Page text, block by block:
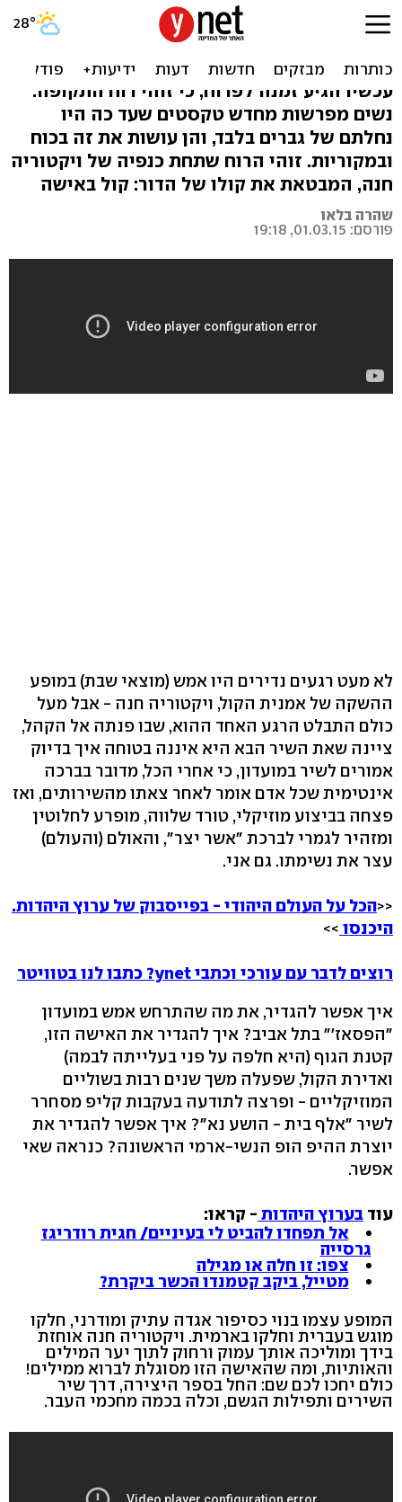
ויקטוריה חנה: ההיפ-הופ
הארמי הראשון
עכשיו הגיע זמנה לפרוח, כי זוהי רוח התקופה.
נשים מפרשות מחדש טקסטים שעד כה היו
נחלתם של גברים בלבד, והן עושות את זה בכוח
ובמקוריות. זוהי הרוח שתחת כנפיה של ויקטוריה
חנה, המבטאת את קולו של הדור: קול באישה
שהרה בלאו
פורסם: 01.03.15, 19:18
לא מעט רגעים נדירים היו אמש (מוצאי שבת) במופע
ההשקה של אמנית הקול, ויקטוריה חנה - אבל מעל
כולם התבלט הרגע האחד ההוא, שבו פנתה אל הקהל,
ציינה שאת השיר הבא היא איננה בטוחה איך בדיוק
אמורים לשיר במועדון, כי אחרי הכל, מדובר בברכה
אינטימית שכל אדם אומר לאחר צאתו מהשירותים, ואז
פצחה בביצוע מוזיקלי, טורד שלווה, מופרע לחלוטין
ומזהיר לגמרי לברכת "אשר יצר", והאולם (והעולם)
עצר את נשימתו. גם אני.
<<הכל על העולם היהודי - בפייסבוק של ערוץ היהדות.
היכנסו >>
רוצים לדבר עם עורכי וכתבי ynet? כתבו לנו בטוויטר
איך אפשר להגדיר, את מה שהתרחש אמש במועדון
"הפסאז'" בתל אביב? איך להגדיר את האישה הזו,
קטנת הגוף (היא חלפה על פני בעלייתה לבמה)
ואדירת הקול, שפעלה משך שנים רבות בשוליים
המוזיקליים - ופרצה לתודעה בעקבות קליפ מסחרר
לשיר "אלף בית - הושע נא"? איך אפשר להגדיר את
יוצרת ההיפ הופ הנשי-ארמי הראשונה? כנראה שאי
אפשר.
עוד בערוץ היהדות - קראו:
אל תפחדו להביט לי בעיניים/ חגית רודריגז
גרסייה
צפו: זו חלה או מגילה
מטייל, ביקב קטמנדו הכשר ביקרת?
המופע עצמו בנוי כסיפור אגדה עתיק ומודרני, חלקו
מוגש בעברית וחלקו בארמית. ויקטוריה חנה אוחזת
בידך ומוליכה אותך עמוק ורחוק לתוך יער המילים
והאותיות, ומה שהאישה הזו מסוגלת לברוא ממילים!
כולם יחכו לכם שם: החל בספר היצירה, דרך שיר
השירים ותפילות הגשם, וכלה בכמה מחכמי העבר.